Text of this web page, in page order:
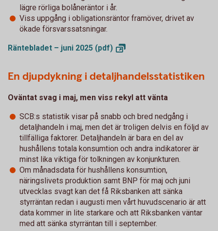
lägre rörliga bolåneräntor i år.
Viss uppgång i obligationsräntor framöver, drivet av
ökade försvarssatsningar.
Räntebladet – juni 2025 (pdf)
En djupdykning i detaljhandelsstatistiken
Oväntat svag i maj, men viss rekyl att vänta
SCB:s statistik visar på snabb och bred nedgång i
detaljhandeln i maj, men det är troligen delvis en följd av
tillfälliga faktorer. Detaljhandeln är bara en del av
hushållens totala konsumtion och andra indikatorer är
minst lika viktiga för tolkningen av konjunkturen.
Om månadsdata för hushållens konsumtion,
näringslivets produktion samt BNP för maj och juni
utvecklas svagt kan det få Riksbanken att sänka
styrräntan redan i augusti men vårt huvudscenario är att
data kommer in lite starkare och att Riksbanken väntar
med att sänka styrräntan till i september.